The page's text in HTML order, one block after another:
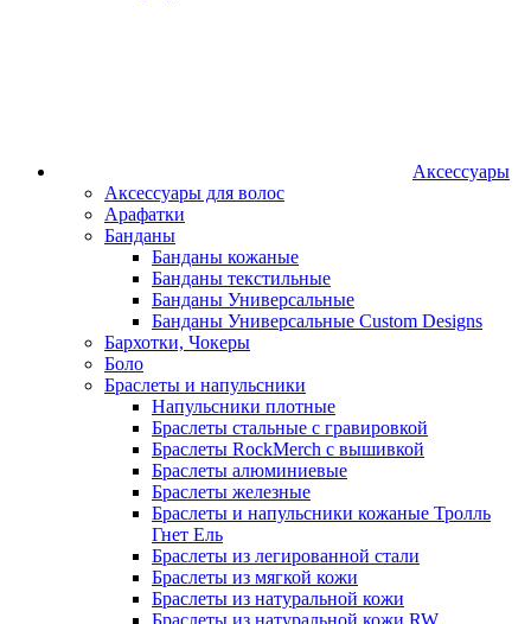
Аксессуары
Аксессуары для волос
Арафатки
Банданы
Банданы кожаные
Банданы текстильные
Банданы Универсальные
Банданы Универсальные Custom Designs
Бархотки, Чокеры
Боло
Браслеты и напульсники
Напульсники плотные
Браслеты стальные с гравировкой
Браслеты RockMerch с вышивкой
Браслеты алюминиевые
Браслеты железные
Браслеты и напульсники кожаные Тролль
Гнет Ель
Браслеты из легированной стали
Браслеты из мягкой кожи
Браслеты из натуральной кожи
Браслеты из натуральной кожи RW